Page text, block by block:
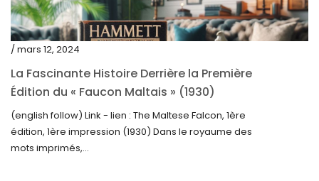
juin 2023
mai 2023
avril 2023
mars 2023
février 2023
janvier 2023
/ mars 12, 2024
La Fascinante Histoire Derrière la Première
Édition du « Faucon Maltais » (1930)
(english follow) Link - lien : The Maltese Falcon, 1ère
édition, 1ère impression (1930) Dans le royaume des
mots imprimés,...